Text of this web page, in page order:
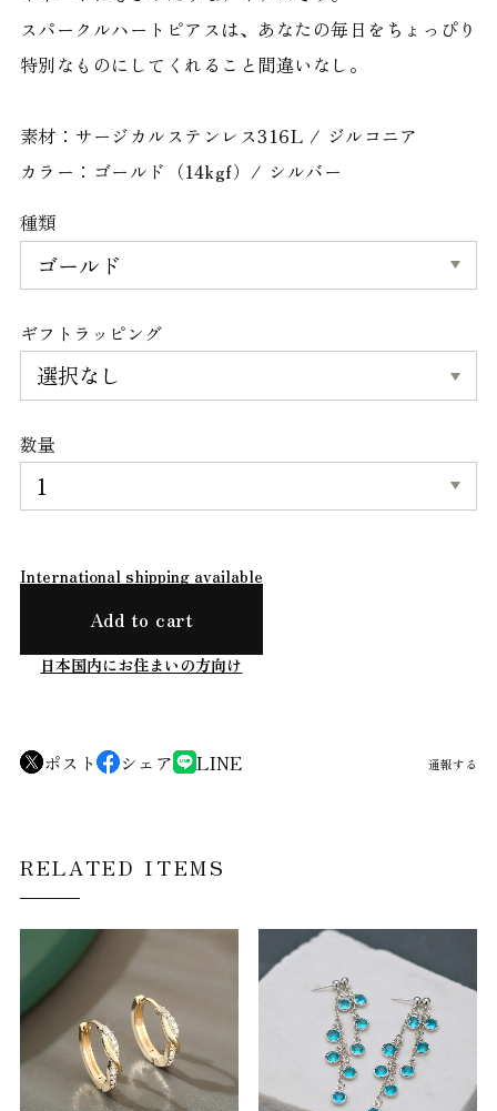
スパークルハートピアスは、あなたの毎日をちょっぴり
特別なものにしてくれること間違いなし。
素材：サージカルステンレス316L / ジルコニア
カラー：ゴールド（14kgf）/ シルバー
種類
ギフトラッピング
数量
International shipping available
Add to cart
日本国内にお住まいの方向け
ポスト シェア LINE 通報する
RELATED ITEMS